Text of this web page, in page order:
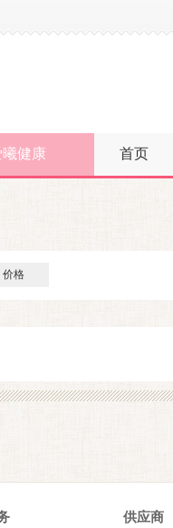
曦健康 首页
价格
供应商